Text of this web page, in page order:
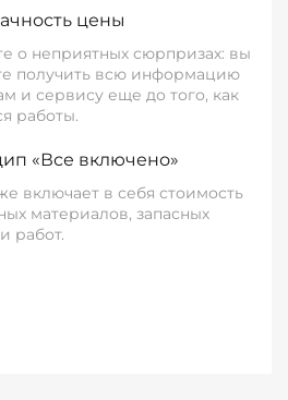
цены
о неприятных сюрпризах: вы
получить всю информацию
и сервису еще до того, как
работы.
«Все включено»
включает в себя стоимость
материалов, запасных
работ.